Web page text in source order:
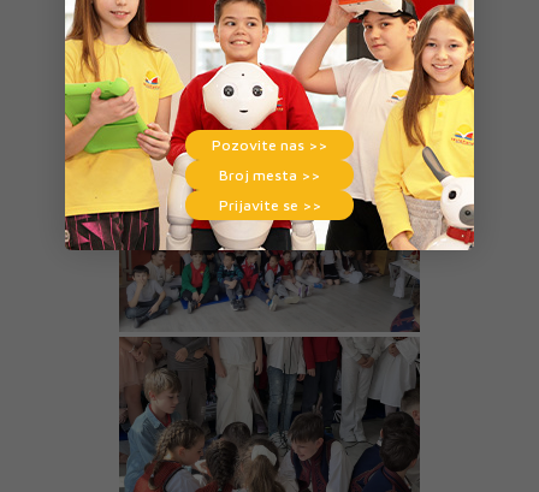
Pozovite nas >>
Broj mesta >>
Prijavite se >>